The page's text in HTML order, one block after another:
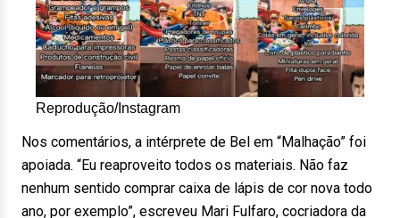
Reprodução/Instagram
Nos comentários, a intérprete de Bel em “Malhação” foi
apoiada. “Eu reaproveito todos os materiais. Não faz
nenhum sentido comprar caixa de lápis de cor nova todo
ano, por exemplo”, escreveu Mari Fulfaro, cocriadora da